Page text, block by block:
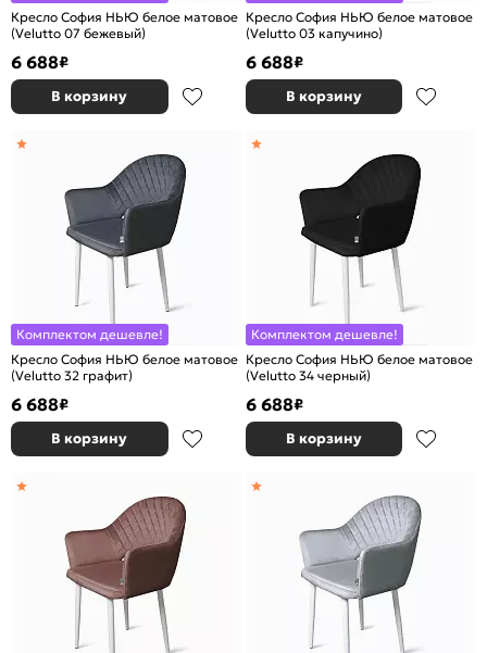
Кресло София НЬЮ белое матовое
(Velutto 07 бежевый)
6 688₽
В корзину
Кресло София НЬЮ белое матовое
(Velutto 03 капучино)
6 688₽
В корзину
Комплектом дешевле!
Кресло София НЬЮ белое матовое
(Velutto 32 графит)
6 688₽
В корзину
Комплектом дешевле!
Кресло София НЬЮ белое матовое
(Velutto 34 черный)
6 688₽
В корзину